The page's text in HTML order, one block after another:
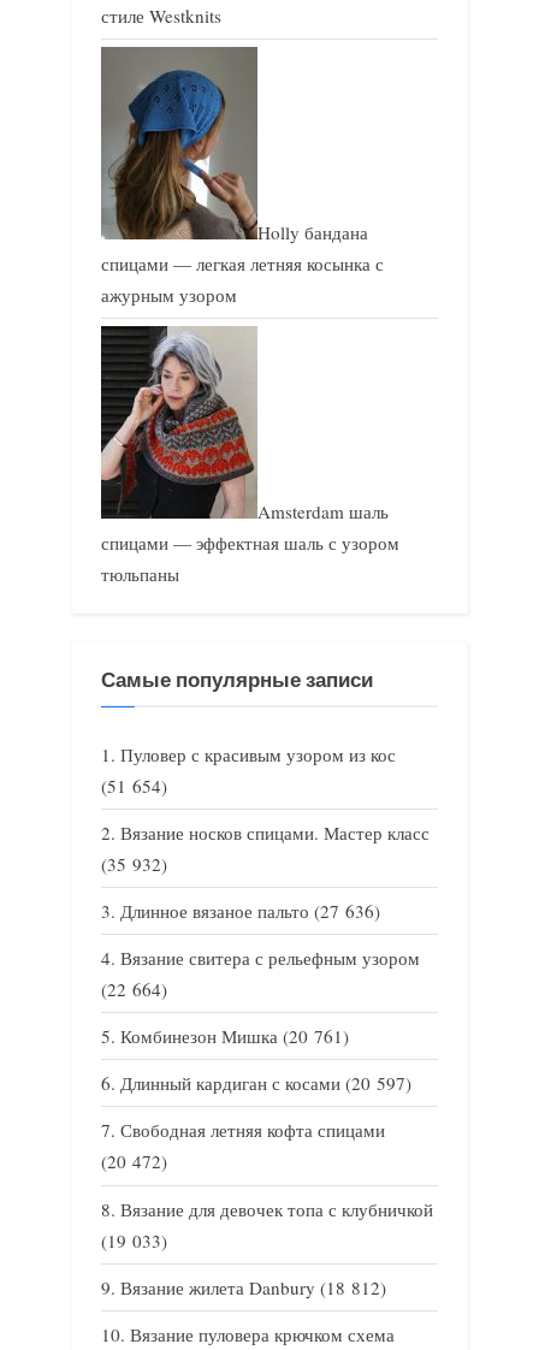
стиле Westknits
Holly бандана
спицами — легкая летняя косынка с
ажурным узором
Amsterdam шаль
спицами — эффектная шаль с узором
тюльпаны
Самые популярные записи
Пуловер с красивым узором из кос
(51 654)
Вязание носков спицами. Мастер класс
(35 932)
Длинное вязаное пальто (27 636)
Вязание свитера с рельефным узором
(22 664)
Комбинезон Мишка (20 761)
Длинный кардиган с косами (20 597)
Свободная летняя кофта спицами
(20 472)
Вязание для девочек топа с клубничкой
(19 033)
Вязание жилета Danbury (18 812)
Вязание пуловера крючком схема